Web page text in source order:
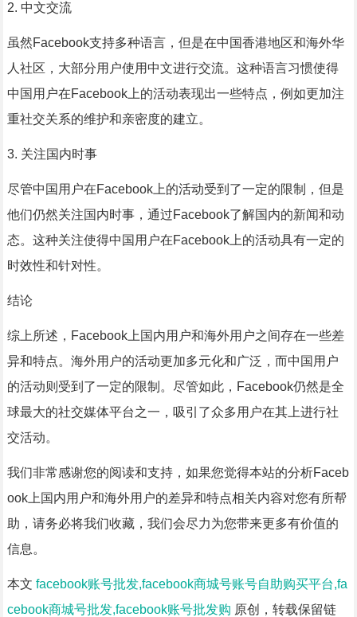
2. 中文交流
虽然Facebook支持多种语言，但是在中国香港地区和海外华
人社区，大部分用户使用中文进行交流。这种语言习惯使得
中国用户在Facebook上的活动表现出一些特点，例如更加注
重社交关系的维护和亲密度的建立。
3. 关注国内时事
尽管中国用户在Facebook上的活动受到了一定的限制，但是
他们仍然关注国内时事，通过Facebook了解国内的新闻和动
态。这种关注使得中国用户在Facebook上的活动具有一定的
时效性和针对性。
结论
综上所述，Facebook上国内用户和海外用户之间存在一些差
异和特点。海外用户的活动更加多元化和广泛，而中国用户
的活动则受到了一定的限制。尽管如此，Facebook仍然是全
球最大的社交媒体平台之一，吸引了众多用户在其上进行社
交活动。
我们非常感谢您的阅读和支持，如果您觉得本站的分析Faceb
ook上国内用户和海外用户的差异和特点相关内容对您有所帮
助，请务必将我们收藏，我们会尽力为您带来更多有价值的
信息。
本文 facebook账号批发,facebook商城号账号自助购买平台,fa
cebook商城号批发,facebook账号批发购 原创，转载保留链